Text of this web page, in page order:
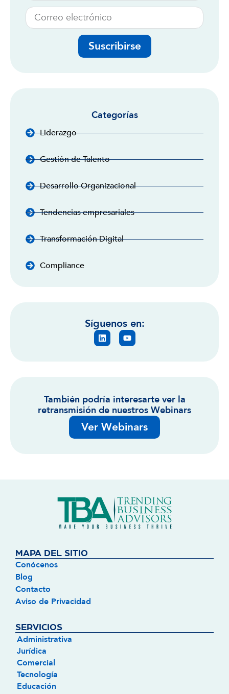
Suscribirse
Categorías
Liderazgo
Gestión de Talento
Desarrollo Organizacional
Tendencias empresariales
Transformación Digital
Compliance
Síguenos en:
También podría interesarte ver la
retransmisión de nuestros Webinars
Ver Webinars
MAPA DEL SITIO
Conócenos
Blog
Contacto
Aviso de Privacidad
SERVICIOS
Administrativa
Jurídica
Comercial
Tecnología
Educación